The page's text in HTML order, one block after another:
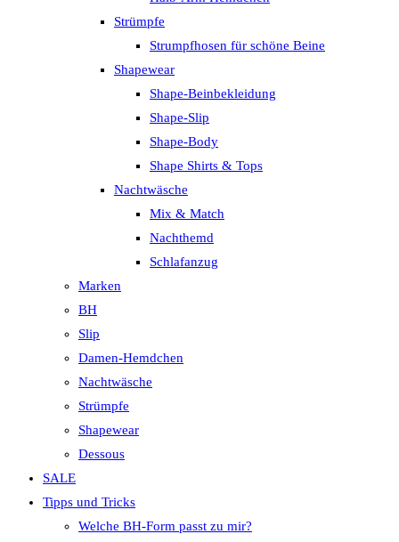
Strümpfe
Strumpfhosen für schöne Beine
Shapewear
Shape-Beinbekleidung
Shape-Slip
Shape-Body
Shape Shirts & Tops
Nachtwäsche
Mix & Match
Nachthemd
Schlafanzug
Marken
BH
Slip
Damen-Hemdchen
Nachtwäsche
Strümpfe
Shapewear
Dessous
SALE
Tipps und Tricks
Welche BH-Form passt zu mir?